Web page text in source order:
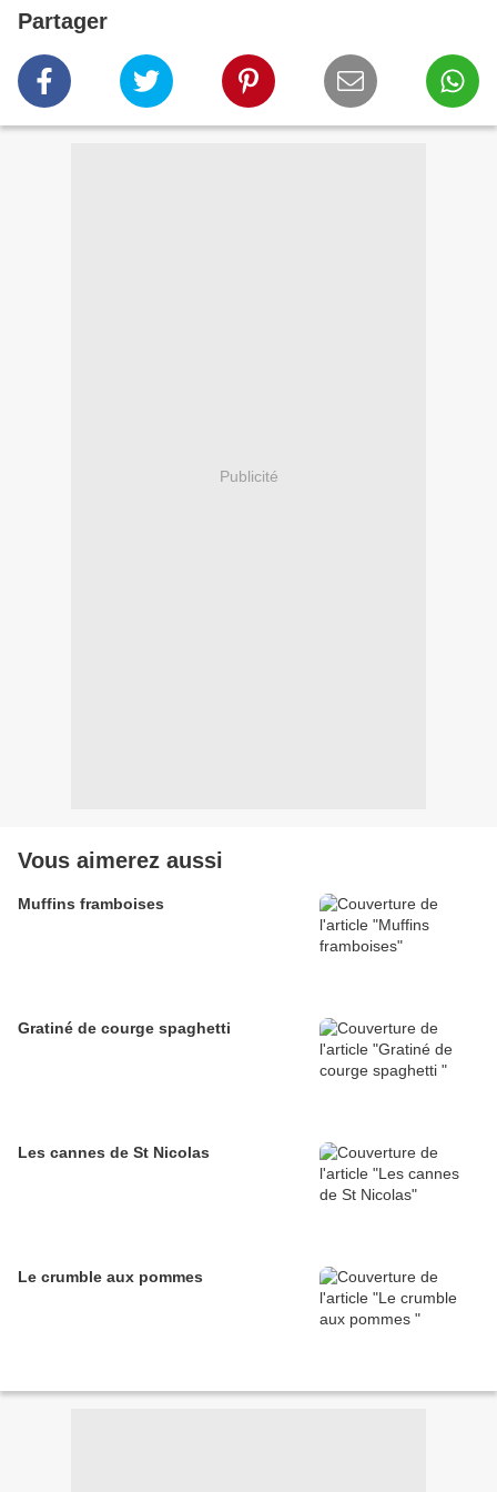
Partager
Publicité
Vous aimerez aussi
Muffins framboises
Gratiné de courge spaghetti
Les cannes de St Nicolas
Le crumble aux pommes